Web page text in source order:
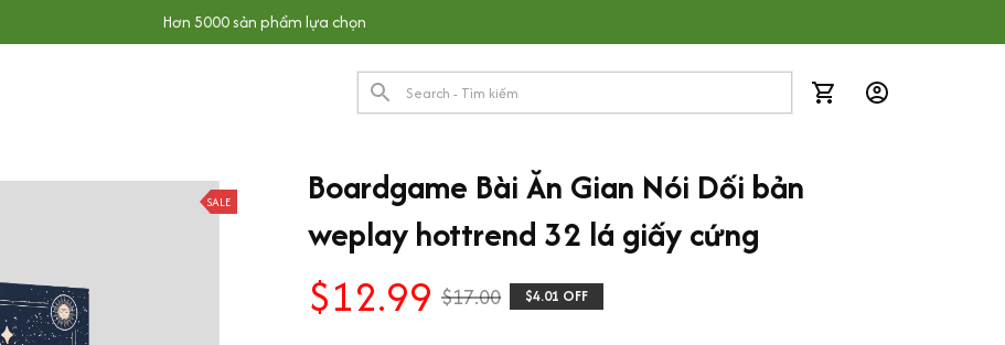
Hơn 5000 sản phẩm lựa chọn
SALE
Boardgame Bài Ăn Gian Nói Dối bản
weplay hottrend 32 lá giấy cứng
$12.99 $17.00 $4.01 OFF